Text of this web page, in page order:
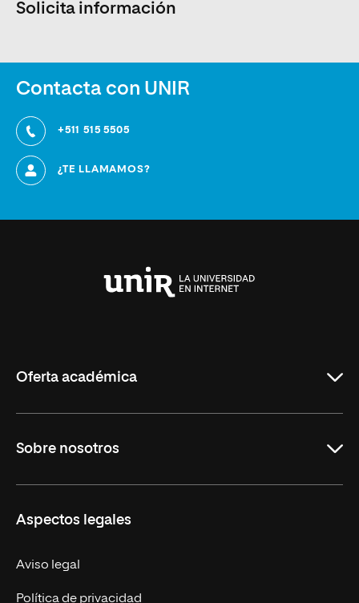
Solicita información
Contacta con UNIR
+511 515 5505
¿TE LLAMAMOS?
Oferta académica
Maestrías
Sobre nosotros
Trabaja en UNIR
Actualidad UNIR
Contáctanos
Aspectos legales
Aviso legal
Política de privacidad